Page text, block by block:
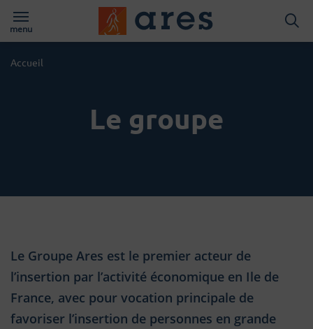
Logo du Groups
menu
Accueil
Page d'accueil du site
Le groupe
Le Groupe Ares est le premier acteur de
l’insertion par l’activité économique en Ile de
France, avec pour vocation principale de
favoriser l’insertion de personnes en grande